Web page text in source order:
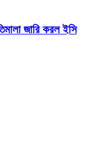
জারি করল ইসি